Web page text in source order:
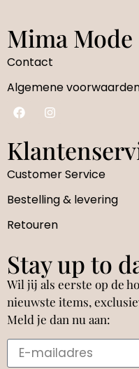
Mima Mode
Contact
Algemene
Customer Service
Bestelling & levering
Retouren
Stay up to
Wil jij als eerste op de
nieuwste items,
Meld je dan nu aan: